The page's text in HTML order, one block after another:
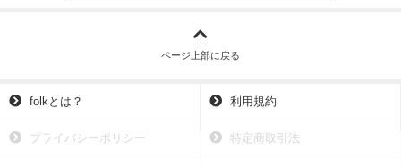
ページ上部に戻る
folkとは？ 利用規約
プライバシーポリシー 特定商取引法